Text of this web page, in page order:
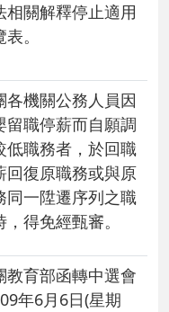
相關解釋停止適用
。
各機關公務人員因
留職停薪而自願調
低職務者，於回職
回復原職務或與原
同一陞遷序列之職
，得免經甄審。
教育部函轉中選會
年6月6日(星期